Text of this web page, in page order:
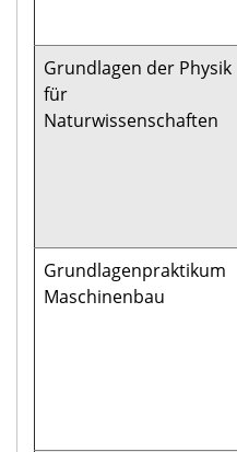
Grundlagen der Physik
für
Naturwissenschaften
Grundlagenpraktikum
Maschinenbau